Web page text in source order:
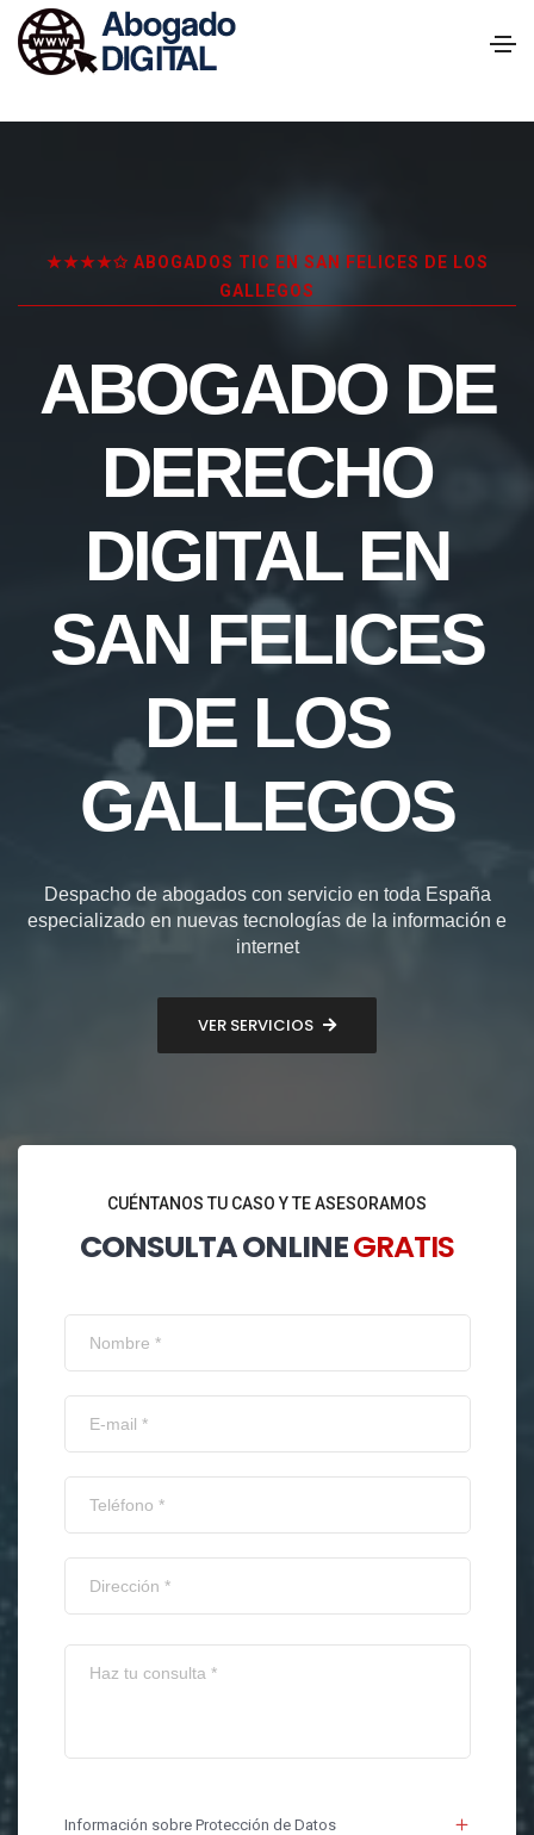
★★★★✩ ABOGADOS TIC EN SAN FELICES DE LOS
GALLEGOS
ABOGADO DE
DERECHO
DIGITAL EN
SAN FELICES
DE LOS
GALLEGOS
Despacho de abogados con servicio en toda España
especializado en nuevas tecnologías de la información e
internet
VER SERVICIOS
CUÉNTANOS TU CASO Y TE ASESORAMOS
CONSULTA ONLINEGRATIS
Información sobre Protección de Datos